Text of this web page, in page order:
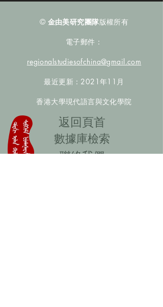
© 金由美研究團隊版權所有
電子郵件：
regionalstudiesofchina@gmail.com
最近更新：2021年11月
香港大學現代語言與文化學院
​返回頁首
數據庫檢索
聯絡我們